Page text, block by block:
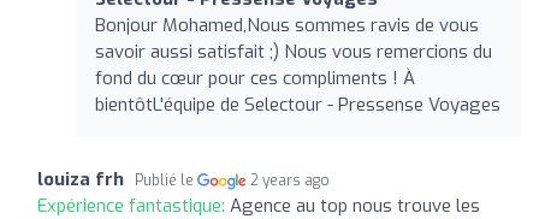
Bonjour Mohamed,Nous sommes ravis de vous
savoir aussi satisfait ;) Nous vous remercions du
fond du cœur pour ces compliments ! À
bientôtL'équipe de Selectour - Pressense Voyages
louiza frh Publié le 2 years ago
Expérience fantastique: Agence au top nous trouve les